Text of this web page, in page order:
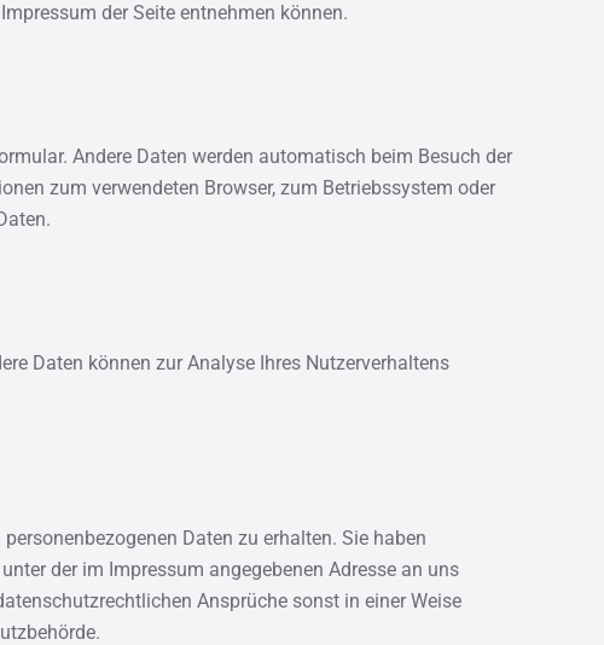
der Seite entnehmen können.
Andere Daten werden automatisch beim Besuch der
zum verwendeten Browser, zum Betriebssystem oder
Daten können zur Analyse Ihres Nutzerverhaltens
Daten zu erhalten. Sie haben
der im Impressum angegebenen Adresse an uns
Ansprüche sonst in einer Weise